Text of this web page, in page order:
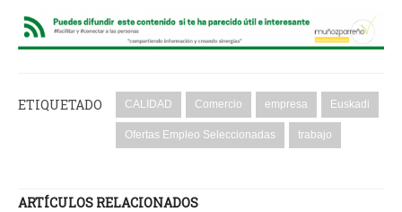
ETIQUETADO CALIDAD Comercio empresa Euskadi
Ofertas Empleo Seleccionadas trabajo
ARTÍCULOS RELACIONADOS